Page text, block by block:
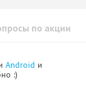
по акции
Android и
:)